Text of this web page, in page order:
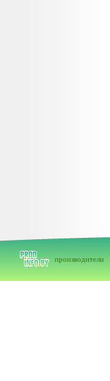
производители